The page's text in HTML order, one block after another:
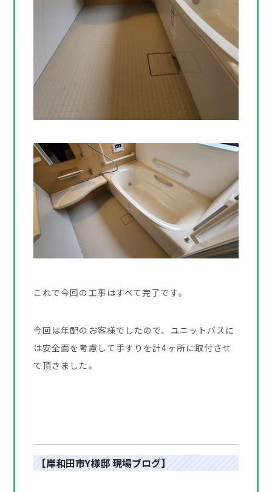
これで今回の工事はすべて完了です。
今回は年配のお客様でしたので、ユニットバスに
は安全面を考慮して手すりを計4ヶ所に取付させ
て頂きました。
【岸和田市Y様邸 現場ブログ】